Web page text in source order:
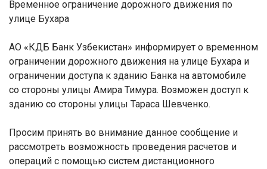
Временное ограничение дорожного движения по
улице Бухара
АО «КДБ Банк Узбекистан» информирует о временном
ограничении дорожного движения на улице Бухара и
ограничении доступа к зданию Банка на автомобиле
со стороны улицы Амира Тимура. Возможен доступ к
зданию со стороны улицы Тараса Шевченко.
Просим принять во внимание данное сообщение и
рассмотреть возможность проведения расчетов и
операций с помощью систем дистанционного